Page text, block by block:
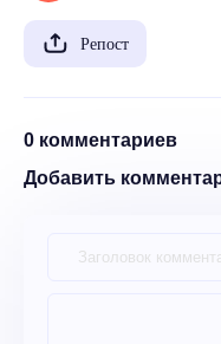
Репост
0 комментариев
Добавить